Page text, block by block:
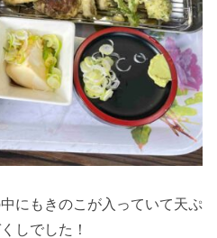
中にもきのこが入っていて天ぷ
しでした！